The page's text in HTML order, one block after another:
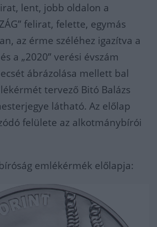
lent, jobb oldalon a
felirat, felette, egymás
az érme széléhez igazítva a
a „2020” verési évszám
ábrázolása mellett bal
tervező Bitó Balázs
látható. Az előlap
felülete az alkotmánybírói
emlékérmék előlapja: